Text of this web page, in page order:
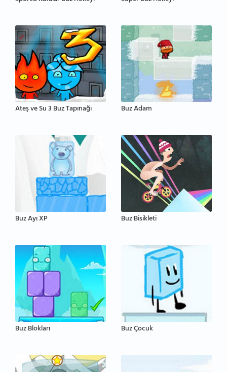
Ateş ve Su 3 Buz Tapınağı Buz Adam
Buz Ayı XP Buz Bisikleti
Buz Blokları Buz Çocuk